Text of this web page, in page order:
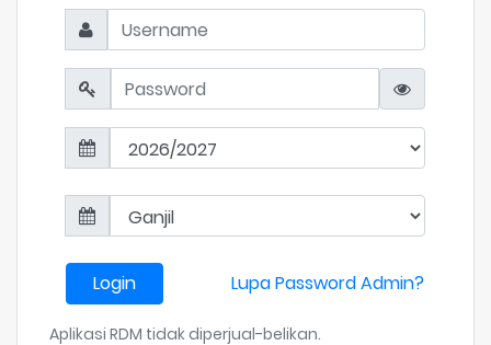
Login Lupa Password Admin?
Aplikasi RDM tidak diperjual-belikan.